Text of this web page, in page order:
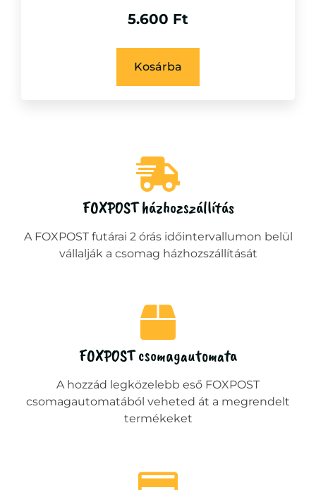
5.600 Ft
Kosárba
FOXPOST házhozszállítás
A FOXPOST futárai 2 órás időintervallumon belül
vállalják a csomag házhozszállítását
FOXPOST csomagautomata
A hozzád legközelebb eső FOXPOST
csomagautomatából veheted át a megrendelt
termékeket